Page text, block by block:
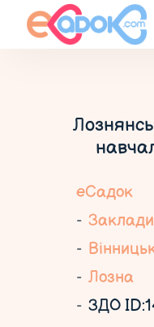
еСадок
Заклади
Лозна
ЗДО